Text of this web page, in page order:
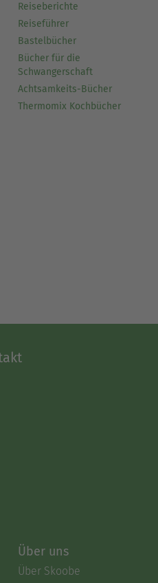
Reiseberichte
Reiseführer
Bastelbücher
Bücher für die
Schwangerschaft
Achtsamkeits-Bücher
Thermomix Kochbücher
Über uns
Über Skoobe